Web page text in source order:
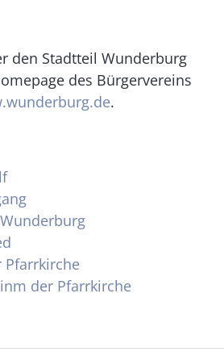
den Stadtteil Wunderburg
des Bürgervereins
.
Pfarrkirche
der Pfarrkirche